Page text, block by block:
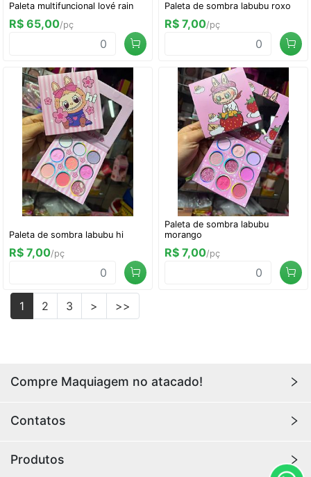
Paleta multifuncional lové rain
R$ 65,00/pç
Paleta de sombra labubu roxo
R$ 7,00/pç
Paleta de sombra labubu hi
R$ 7,00/pç
Paleta de sombra labubu
morango
R$ 7,00/pç
1 2 3 > >>
Compre Maquiagem no atacado!
com os melhores preços. Acesse a loja da
Contatos
Rua Hannemann, 415, Loja 49, Canindé, São Paulo
Produtos